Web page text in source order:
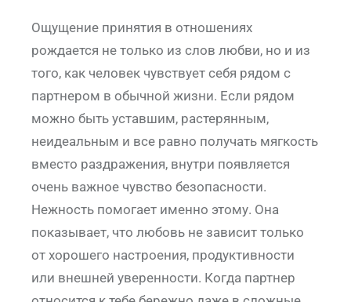
Ощущение принятия в отношениях
рождается не только из слов любви, но и из
того, как человек чувствует себя рядом с
партнером в обычной жизни. Если рядом
можно быть уставшим, растерянным,
неидеальным и все равно получать мягкость
вместо раздражения, внутри появляется
очень важное чувство безопасности.
Нежность помогает именно этому. Она
показывает, что любовь не зависит только
от хорошего настроения, продуктивности
или внешней уверенности. Когда партнер